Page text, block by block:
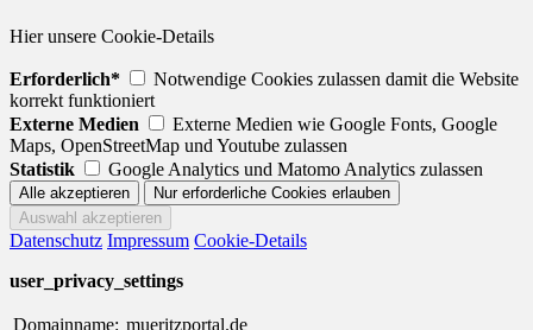
Hier unsere Cookie-Details
Erforderlich*
Notwendige Cookies zulassen damit die Website
korrekt funktioniert
Externe Medien
Externe Medien wie Google Fonts, Google
Maps, OpenStreetMap und Youtube zulassen
Statistik
Google Analytics und Matomo Analytics zulassen
Datenschutz Impressum Cookie-Details
user_privacy_settings
Domainname: mueritzportal.de